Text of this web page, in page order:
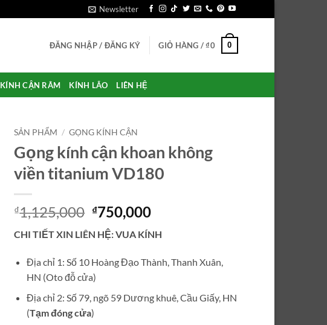
Newsletter
ĐĂNG NHẬP / ĐĂNG KÝ GIỎ HÀNG /₫0 0
KÍNH CẬN RÂM KÍNH LÃO LIÊN HỆ
SẢN PHẨM / GỌNG KÍNH CẬN
Gọng kính cận khoan không
viền titanium VD180
₫1,125,000 Giá
gốc
là:
₫1,125,000.
₫750,000Giá
tại
₫750,000.
CHI TIẾT XIN LIÊN HỆ: VUA KÍNH
Địa chỉ 1: Số 10 Hoàng Đạo Thành, Thanh Xuân,
HN (Oto đỗ cửa)
Địa chỉ 2: Số 79, ngõ 59 Dương khuê, Cầu Giấy, HN
(Tạm đóng cửa)